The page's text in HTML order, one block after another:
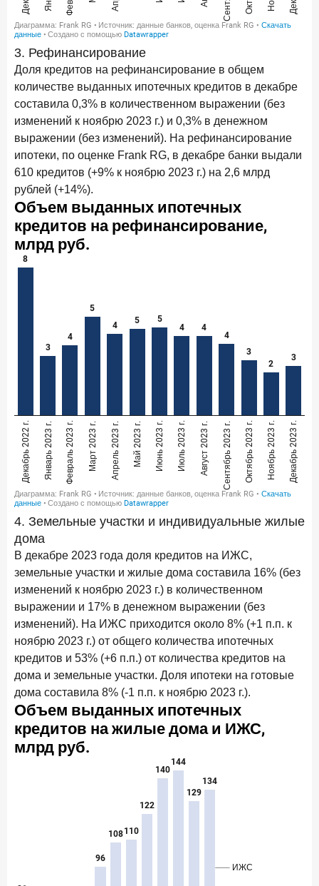
3. Рефинансирование
Доля кредитов на рефинансирование в общем
количестве выданных ипотечных кредитов в декабре
составила 0,3% в количественном выражении (без
изменений к ноябрю 2023 г.) и 0,3% в денежном
выражении (без изменений). На рефинансирование
ипотеки, по оценке Frank RG, в декабре банки выдали
610 кредитов (+9% к ноябрю 2023 г.) на 2,6 млрд
рублей (+14%).
4. Земельные участки и индивидуальные жилые
дома
В декабре 2023 года доля кредитов на ИЖС,
земельные участки и жилые дома составила 16% (без
изменений к ноябрю 2023 г.) в количественном
выражении и 17% в денежном выражении (без
изменений). На ИЖС приходится около 8% (+1 п.п. к
ноябрю 2023 г.) от общего количества ипотечных
кредитов и 53% (+6 п.п.) от количества кредитов на
дома и земельные участки. Доля ипотеки на готовые
дома составила 8% (-1 п.п. к ноябрю 2023 г.).